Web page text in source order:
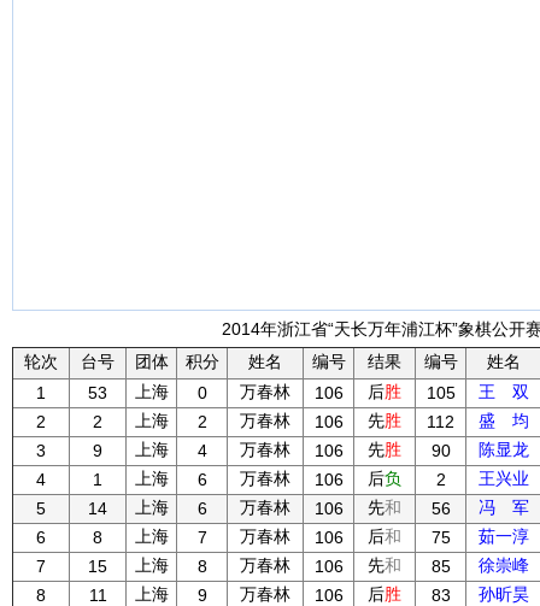
2014年浙江省“天长万年浦江杯”象棋公开
轮次
台号 团体 积分 姓名 编号 结果 编号
姓名
1
53 上海 0 万春林 106 后胜 105
王 双
2
2 上海 2 万春林 106 先胜 112
盛 均
3
9 上海 4 万春林 106 先胜 90
陈显龙
4
1 上海 6 万春林 106 后负 2
王兴业
5
14 上海 6 万春林 106 先和 56
冯 军
6
8 上海 7 万春林 106 后和 75
茹一淳
7
15 上海 8 万春林 106 先和 85
徐崇峰
8
11 上海 9 万春林 106 后胜 83
孙昕昊